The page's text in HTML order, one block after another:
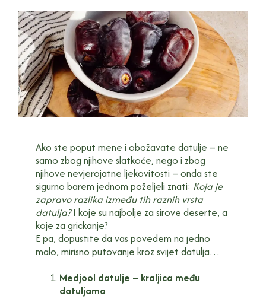
Ako ste poput mene i obožavate datulje – ne
samo zbog njihove slatkoće, nego i zbog
njihove nevjerojatne ljekovitosti – onda ste
sigurno barem jednom poželjeli znati: Koja je
zapravo razlika između tih raznih vrsta
datulja?I koje su najbolje za sirove deserte, a
koje za grickanje?
E pa, dopustite da vas povedem na jedno
malo, mirisno putovanje kroz svijet datulja…
Medjool datulje – kraljica među
datuljama